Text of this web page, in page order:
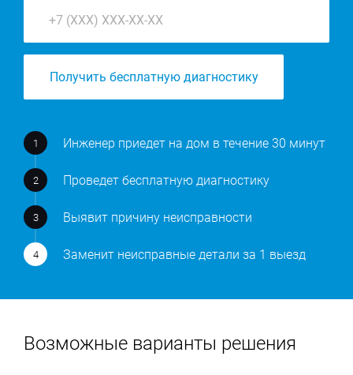
Получить бесплатную диагностику
Инженер приедет на дом в течение 30 минут
Проведет бесплатную диагностику
Выявит причину неисправности
Заменит неисправные детали за 1 выезд
Возможные варианты решения